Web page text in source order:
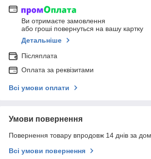
Ви отримаєте замовлення
або гроші повернуться на вашу картку
Детальніше
Післяплата
Оплата за реквізитами
Всі умови оплати
Умови повернення
Повернення товару впродовж 14 днів за
Всі умови повернення